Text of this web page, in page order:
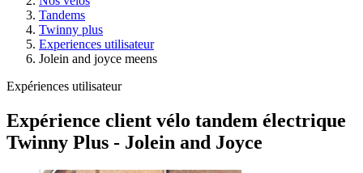
Tandems
Twinny plus
Experiences utilisateur
Jolein and joyce meens
Expériences utilisateur
Expérience client vélo tandem électrique
Twinny Plus - Jolein and Joyce